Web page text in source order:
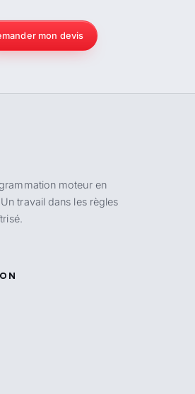
mon devis
moteur en
travail dans les règles